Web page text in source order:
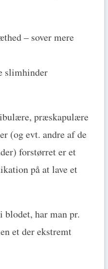
– sover mere
slimhinder
præskapulære
(og evt. andre af de
forstørret er et
på at lave et
blodet, har man pr.
et der ekstremt